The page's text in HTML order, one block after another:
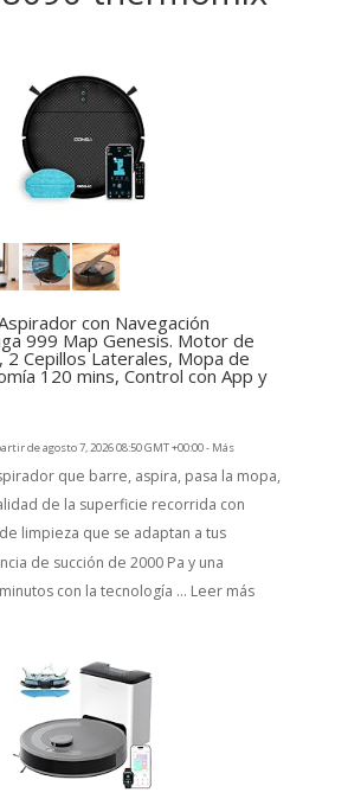
con Navegación
999 Map Genesis. Motor de
2 Cepillos Laterales, Mopa de
120 mins, Control con App y
de agosto 7, 2026 08:50 GMT +00:00 - Más
que barre, aspira, pasa la mopa,
de la superficie recorrida con
limpieza que se adaptan a tus
de succión de 2000 Pa y una
con la tecnología ... Leer más